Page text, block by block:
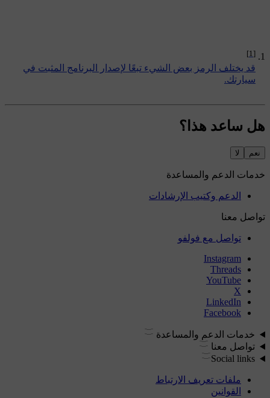
[1]
قد يختلف الرمز بعض الشيء تبعًا لإصدار البرنامج المثبت في
سيارتك.
هل ساعد هذا؟
نعم لا